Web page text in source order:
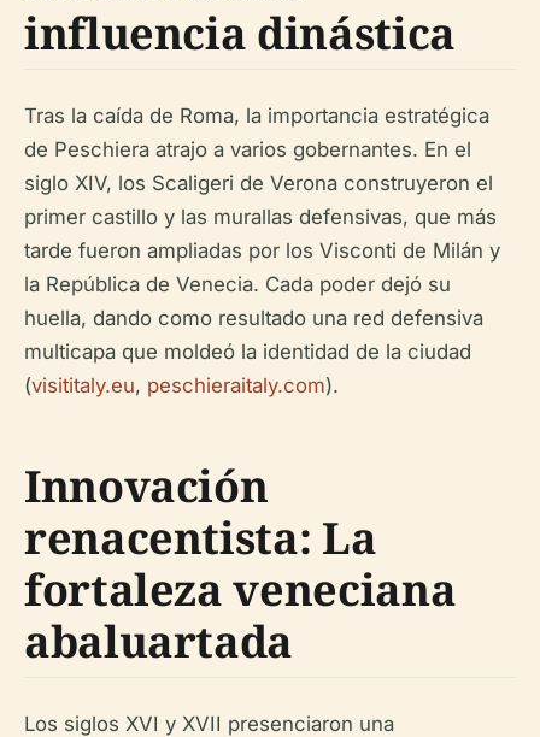
influencia dinástica
Tras la caída de Roma, la importancia estratégica
de Peschiera atrajo a varios gobernantes. En el
siglo XIV, los Scaligeri de Verona construyeron el
primer castillo y las murallas defensivas, que más
tarde fueron ampliadas por los Visconti de Milán y
la República de Venecia. Cada poder dejó su
huella, dando como resultado una red defensiva
multicapa que moldeó la identidad de la ciudad
(visititaly.eu, peschieraitaly.com).
Innovación
renacentista: La
fortaleza veneciana
abaluartada
Los siglos XVI y XVII presenciaron una